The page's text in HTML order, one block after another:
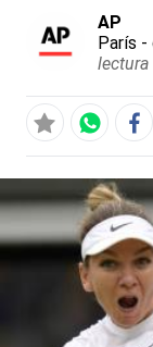
AP
París -
lectura